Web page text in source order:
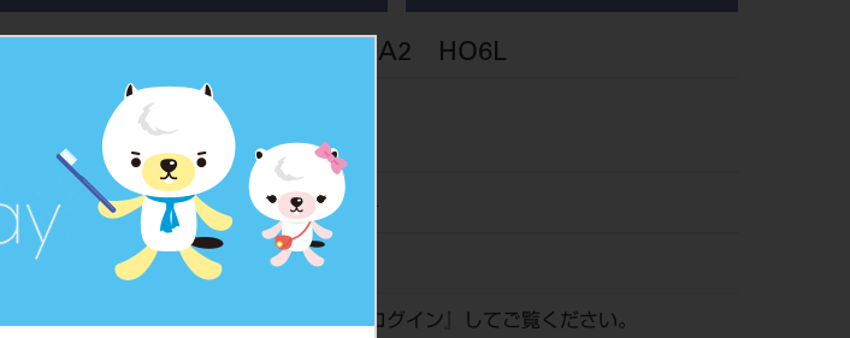
エンデュラ アンテリオ 6歯 A2 HO6L
Resin Anterior Teeth
硬質レジン歯
品目コード 204350010HO6L
JAN/EANコード 4548162016744
価格の確認は『ログイン 』してご覧ください。